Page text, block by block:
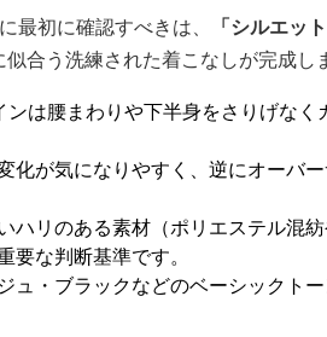
最初に確認すべきは、 「シルエッ
合う洗練された着こなしが完成し
ンは腰まわりや下半身をさりげな
化が気になりやすく、逆にオーバ
ハリのある素材（ポリエステル混
な判断基準です。
ュ・ブラックなどのベーシックト